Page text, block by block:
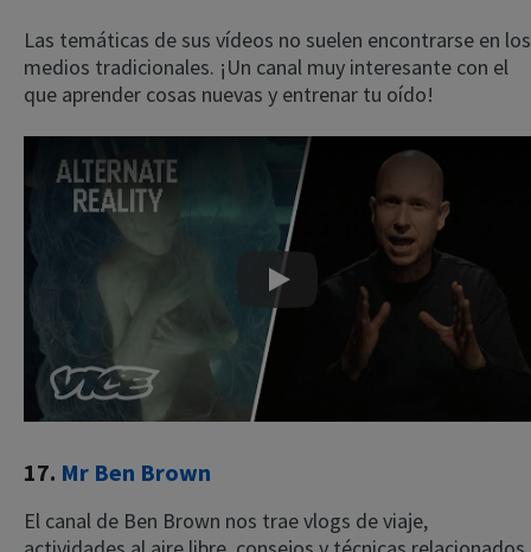
Las temáticas de sus vídeos no suelen encontrarse en los
medios tradicionales. ¡Un canal muy interesante con el
que aprender cosas nuevas y entrenar tu oído!
Play
17. Mr Ben Brown
El canal de Ben Brown nos trae vlogs de viaje,